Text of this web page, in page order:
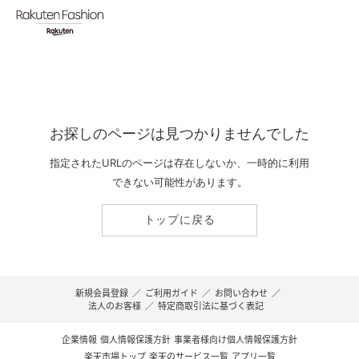
お探しのページは見つかりませんでした
指定されたURLのページは存在しないか、一時的に利用
できない可能性があります。
トップに戻る
新規会員登録 ／ ご利用ガイド ／ お問い合わせ ／
法人のお客様 ／ 特定商取引法に基づく表記
企業情報 個人情報保護方針 事業者様向け個人情報保護方針
楽天市場トップ 楽天のサービス一覧 アプリ一覧